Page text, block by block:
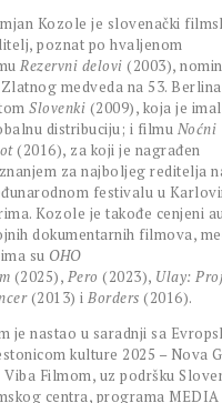
Kozole je slovenački
poznat po hvaljenom
Rezervni delovi (2003),
medveda na 53.
Slovenki (2009), koja je
distribuciju; i filmu Noćni
(2016), za koji je nagrađen
za najboljeg reditelja
festivalu u
Kozole je takođe cenjeni
dokumentarnih filmova,
su OHO
(2025), Pero (2023), Ulay:
(2013) i Borders (2016).
je nastao u saradnji sa
kulture 2025 – Nova
Viba Filmom, uz podršku
centra, programa MEDIA